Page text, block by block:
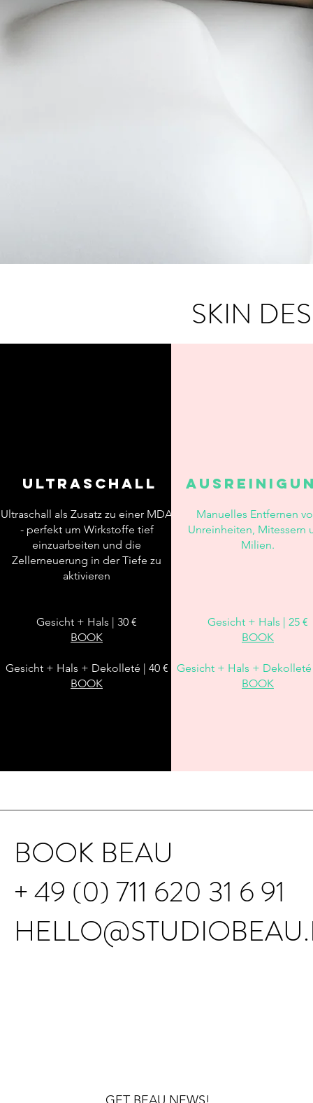
SKIN
ULTRASCHALL
Ultraschall als Zusatz zu einer MDA
- perfekt um Wirkstoffe tief
einzuarbeiten und die
Zellerneuerung in der Tiefe zu
aktivieren
Gesicht + Hals | 30 €
BOOK
Gesicht + Hals + Dekolleté | 40 €
BOOK
Manuelles Entfernen
Unreinheiten, Mitessern
Milien.
Gesicht + Hals | 25 €
BOOK
Gesicht + Hals + Dekolleté
BOOK
BOOK BEAU
+ 49 (0) 711 620 31 6 91